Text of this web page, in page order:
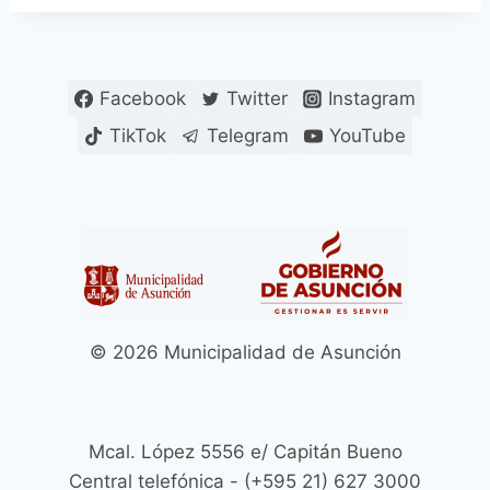
Facebook Twitter
Instagram
TikTok
Telegram YouTube
© 2026 Municipalidad de Asunción
Mcal. López 5556 e/ Capitán Bueno
Central telefónica - (+595 21) 627 3000